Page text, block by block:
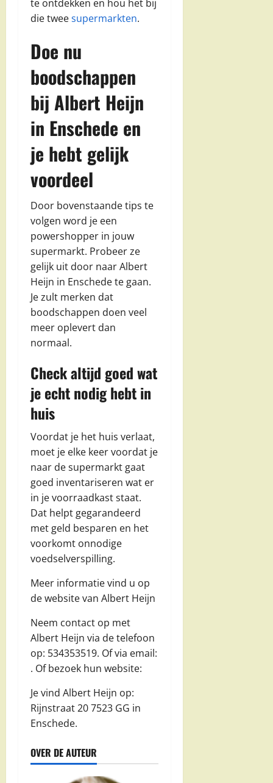
te ontdekken en hou het bij
die tweesupermarkten.
Doe nu
boodschappen
bij Albert Heijn
in Enschede en
je hebt gelijk
voordeel
Door bovenstaande tips te
volgen word je een
powershopper in jouw
supermarkt. Probeer ze
gelijk uit door naar Albert
Heijn in Enschede te gaan.
Je zult merken dat
boodschappen doen veel
meer oplevert dan
normaal.
Check altijd goed wat
je echt nodig hebt in
huis
Voordat je het huis verlaat,
moet je elke keer voordat je
naar de supermarkt gaat
goed inventariseren wat er
in je voorraadkast staat.
Dat helpt gegarandeerd
met geld besparen en het
voorkomt onnodige
voedselverspilling.
Meer informatie vind u op
de website van Albert Heijn
Neem contact op met
Albert Heijn via de telefoon
op: 534353519. Of via email:
. Of bezoek hun website:
Je vind Albert Heijn op:
Rijnstraat 20 7523 GG in
Enschede.
OVER DE AUTEUR